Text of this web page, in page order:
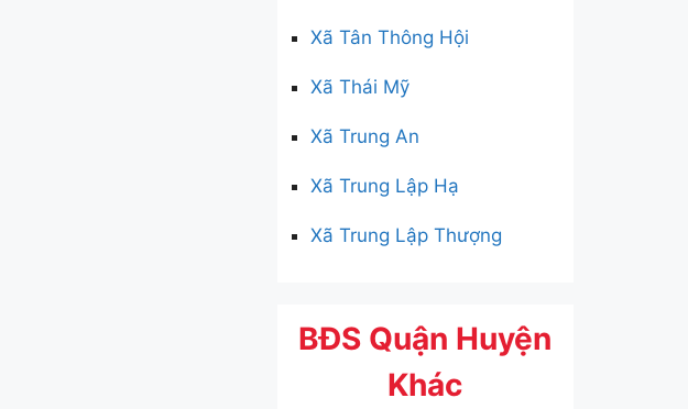
Xã Tân Thông Hội
Xã Thái Mỹ
Xã Trung An
Xã Trung Lập Hạ
Xã Trung Lập Thượng
BĐS Quận Huyện
Khác